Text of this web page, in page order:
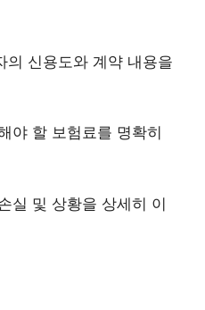
의 신용도와 계약 내용을
야 할 보험료를 명확히
실 및 상황을 상세히 이